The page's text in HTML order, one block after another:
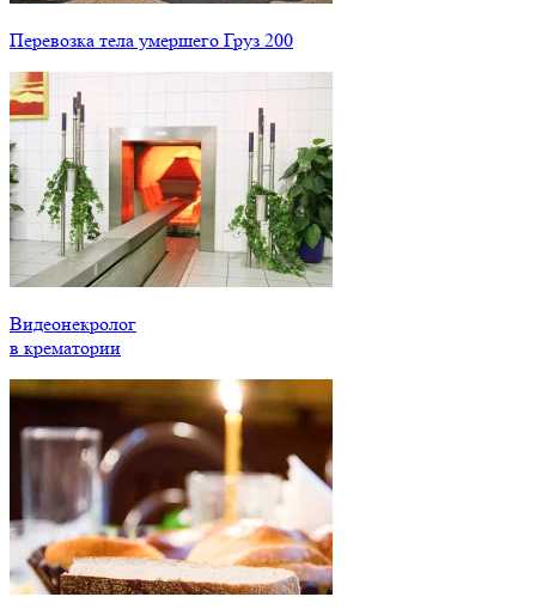
Перевозка тела умершего Груз 200
Видеонекролог
в крематории